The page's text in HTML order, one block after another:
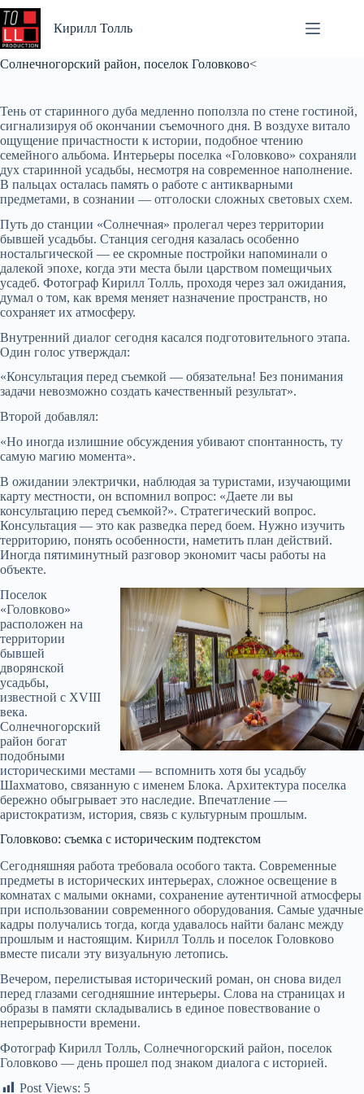
Перейти
к
Кирилл Толль
Солнечногорский район, поселок Головково<
Тень от старинного дуба медленно поползла по стене гостиной,
сигнализируя об окончании съемочного дня. В воздухе витало
ощущение причастности к истории, подобное чтению
семейного альбома. Интерьеры поселка «Головково» сохраняли
дух старинной усадьбы, несмотря на современное наполнение.
В пальцах осталась память о работе с антикварными
предметами, в сознании — отголоски сложных световых схем.
Путь до станции «Солнечная» пролегал через территории
бывшей усадьбы. Станция сегодня казалась особенно
ностальгической — ее скромные постройки напоминали о
далекой эпохе, когда эти места были царством помещичьих
усадеб. Фотограф Кирилл Толль, проходя через зал ожидания,
думал о том, как время меняет назначение пространств, но
сохраняет их атмосферу.
Внутренний диалог сегодня касался подготовительного этапа.
Один голос утверждал:
«Консультация перед съемкой — обязательна! Без понимания
задачи невозможно создать качественный результат».
Второй добавлял:
«Но иногда излишние обсуждения убивают спонтанность, ту
самую магию момента».
В ожидании электрички, наблюдая за туристами, изучающими
карту местности, он вспомнил вопрос: «Даете ли вы
консультацию перед съемкой?». Стратегический вопрос.
Консультация — это как разведка перед боем. Нужно изучить
территорию, понять особенности, наметить план действий.
Иногда пятиминутный разговор экономит часы работы на
объекте.
Поселок
«Головково»
расположен на
территории
бывшей
дворянской
усадьбы,
известной с XVIII
века.
Солнечногорский
район богат
подобными
историческими местами — вспомнить хотя бы усадьбу
Шахматово, связанную с именем Блока. Архитектура поселка
бережно обыгрывает это наследие. Впечатление —
аристократизм, история, связь с культурным прошлым.
Головково: съемка с историческим подтекстом
Сегодняшняя работа требовала особого такта. Современные
предметы в исторических интерьерах, сложное освещение в
комнатах с малыми окнами, сохранение аутентичной атмосферы
при использовании современного оборудования. Самые удачные
кадры получались тогда, когда удавалось найти баланс между
прошлым и настоящим. Кирилл Толль и поселок Головково
вместе писали эту визуальную летопись.
Вечером, перелистывая исторический роман, он снова видел
перед глазами сегодняшние интерьеры. Слова на страницах и
образы в памяти складывались в единое повествование о
непрерывности времени.
Фотограф Кирилл Толль, Солнечногорский район, поселок
Головково — день прошел под знаком диалога с историей.
Post Views: 5